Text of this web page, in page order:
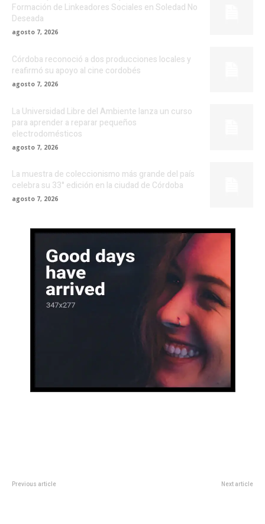
Formación de Linkeadores Sociales en Soledad No
Deseada
agosto 7, 2026
Córdoba reconoció a dos producciones locales y
reafirmó su apoyo al cine cordobés
agosto 7, 2026
La Universidad Libre del Ambiente lanza un curso
para aprender a reparar pequeños
electrodomésticos
agosto 7, 2026
La muestra de coleccionismo más grande del país
celebra su 33° edición en la ciudad de Córdoba
agosto 7, 2026
Previous article Next article